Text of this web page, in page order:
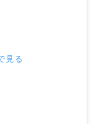
見る